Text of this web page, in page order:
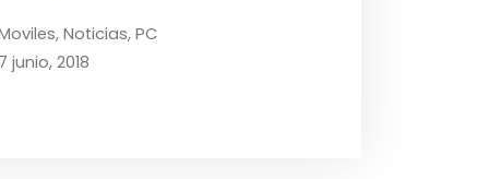
,Noticias,PC
junio, 2018